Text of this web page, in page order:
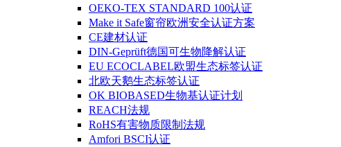
OEKO-TEX STANDARD 100认证
Make it Safe窗帘欧洲安全认证方案
CE建材认证
DIN-Geprüft德国可生物降解认证
EU ECOCLABEL欧盟生态标签认证
北欧天鹅生态标签认证
OK BIOBASED生物基认证计划
REACH法规
RoHS有害物质限制法规
Amfori BSCI认证